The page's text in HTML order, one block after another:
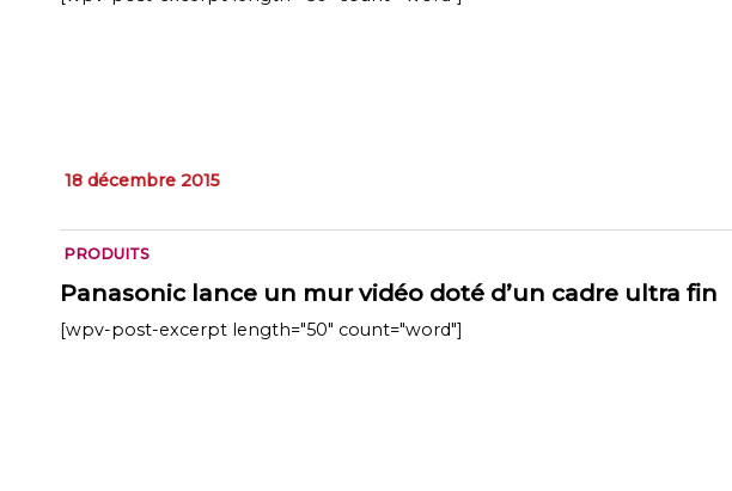
18 décembre 2015
PRODUITS
Panasonic lance un mur vidéo doté d’un cadre ultra fin
[wpv-post-excerpt length="50" count="word"]